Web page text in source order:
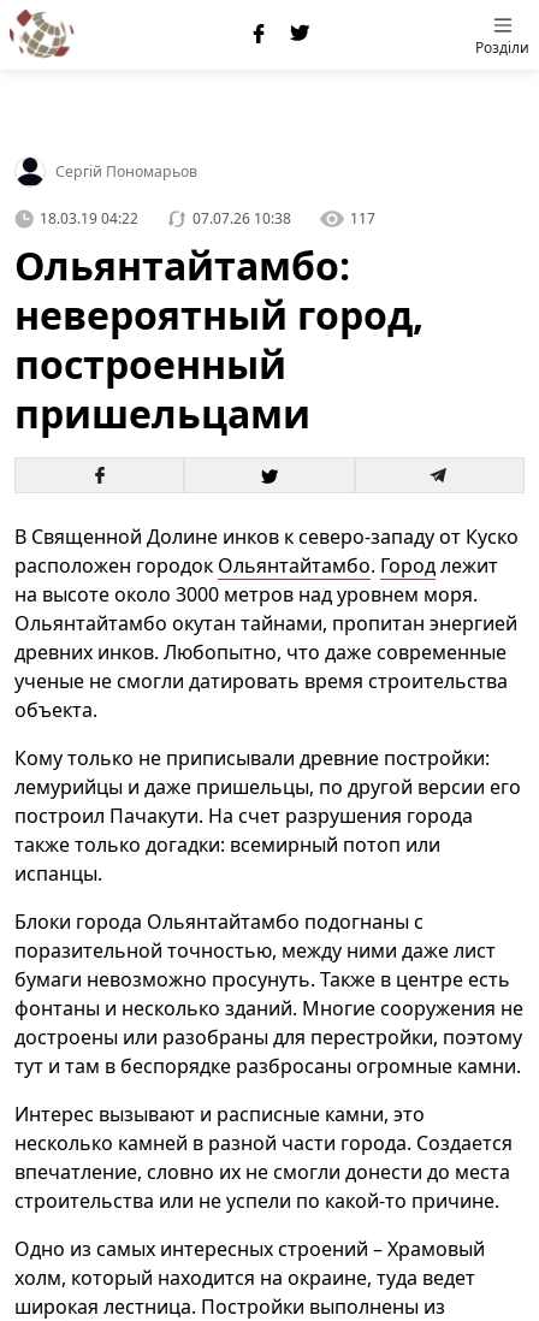
Розділи
Сергій Пономарьов
18.03.19 04:22 07.07.26 10:38 117
Ольянтайтамбо:
невероятный город,
построенный
пришельцами
В Священной Долине инков к северо-западу от Куско
расположен городок Ольянтайтамбо. Городлежит
на высоте около 3000 метров над уровнем моря.
Ольянтайтамбо окутан тайнами, пропитан энергией
древних инков. Любопытно, что даже современные
ученые не смогли датировать время строительства
объекта.
Кому только не приписывали древние постройки:
лемурийцы и даже пришельцы, по другой версии его
построил Пачакути. На счет разрушения города
также только догадки: всемирный потоп или
испанцы.
Блоки города Ольянтайтамбо подогнаны с
поразительной точностью, между ними даже лист
бумаги невозможно просунуть. Также в центре есть
фонтаны и несколько зданий. Многие сооружения не
достроены или разобраны для перестройки, поэтому
тут и там в беспорядке разбросаны огромные камни.
Интерес вызывают и расписные камни, это
несколько камней в разной части города. Создается
впечатление, словно их не смогли донести до места
строительства или не успели по какой-то причине.
Одно из самых интересных строений – Храмовый
холм, который находится на окраине, туда ведет
широкая лестница. Постройки выполнены из